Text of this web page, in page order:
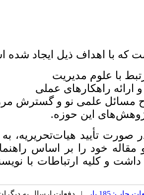
که با اهداف ذیل ایجاد شده
با علوم مدیریت
راهکارهای عملی
مسائل علمی نو و گسترش
این حوزه.
تأیید هیات‌تحریریه،
خود را بر اساس
و کلیه ارتباطات با